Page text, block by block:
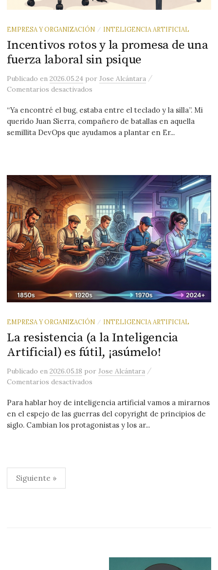
EMPRESA Y ORGANIZACIÓN / INTELIGENCIA ARTIFICIAL
Incentivos rotos y la promesa de una
fuerza laboral sin psique
Publicadoen2026.05.24 porJose Alcántara /
Comentarios desactivados
“Ya encontré el bug, estaba entre el teclado y la silla”. Mi
querido Juan Sierra, compañero de batallas en aquella
semillita DevOps que ayudamos a plantar en Er...
EMPRESA Y ORGANIZACIÓN / INTELIGENCIA ARTIFICIAL
La resistencia (a la Inteligencia
Artificial) es fútil, ¡asúmelo!
Publicadoen2026.05.18 porJose Alcántara /
Comentarios desactivados
Para hablar hoy de inteligencia artificial vamos a mirarnos
en el espejo de las guerras del copyright de principios de
siglo. Cambian los protagonistas y los ar...
Paginación
de
Siguiente »